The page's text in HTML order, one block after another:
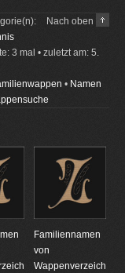
Nach oben
3 mal • zuletzt am: 5.
• Namen
Familiennamen
von